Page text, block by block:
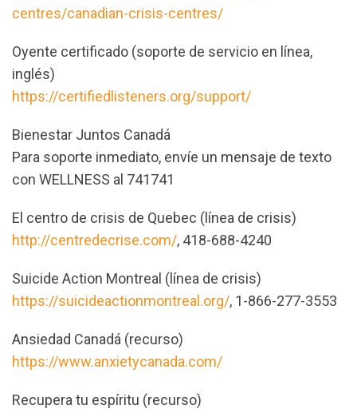
centres/canadian-crisis-centres/
Oyente certificado (soporte de servicio en línea,
inglés)
https://certifiedlisteners.org/support/
Bienestar Juntos Canadá
Para soporte inmediato, envíe un mensaje de texto
con WELLNESS al 741741
El centro de crisis de Quebec (línea de crisis)
http://centredecrise.com/, 418-688-4240
Suicide Action Montreal (línea de crisis)
https://suicideactionmontreal.org/, 1-866-277-3553
Ansiedad Canadá (recurso)
https://www.anxietycanada.com/
Recupera tu espíritu (recurso)